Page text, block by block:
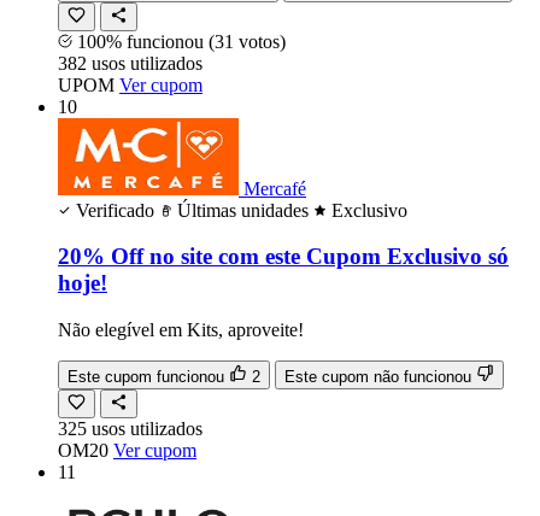
100% funcionou (31 votos)
382 usos utilizados
UPOM Ver cupom
10
Mercafé
Verificado
Últimas unidades Exclusivo
20% Off no site com este Cupom Exclusivo só
hoje!
Não elegível em Kits, aproveite!
Este cupom funcionou 2 Este cupom não funcionou
325 usos utilizados
OM20 Ver cupom
11